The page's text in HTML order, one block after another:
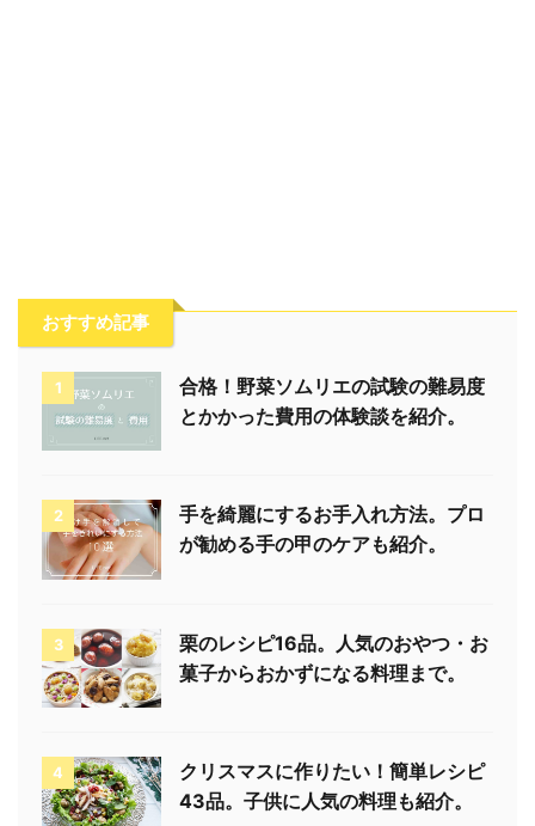
おすすめ記事
1
合格！野菜ソムリエの試験の難易度
とかかった費用の体験談を紹介。
2
手を綺麗にするお手入れ方法。プロ
が勧める手の甲のケアも紹介。
3
栗のレシピ16品。人気のおやつ・お
菓子からおかずになる料理まで。
4
クリスマスに作りたい！簡単レシピ
43品。子供に人気の料理も紹介。